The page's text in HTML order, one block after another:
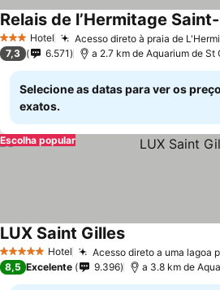
3 EstrelasHotel Acesso direto à praia de
Relais de l’Hermitage
7,3 6.571 a 2.7 km de Aquarium de St
Selecione as datas para ver os
exatos.
Escolha popular
5 Estrelas Hotel Acesso direto a uma lagoa
LUX Saint Gilles
8,5 Excelente 9.396 a 3.8 km de